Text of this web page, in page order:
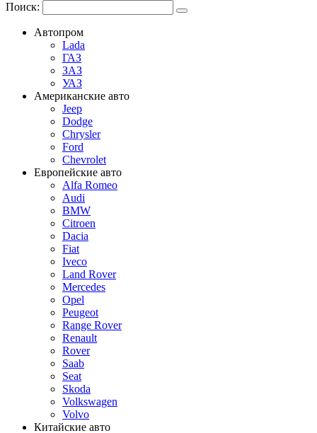
Поиск:
Автопром
Lada
ГАЗ
ЗАЗ
УАЗ
Американские авто
Jeep
Dodge
Chrysler
Ford
Chevrolet
Европейские авто
Alfa Romeo
Audi
BMW
Citroen
Dacia
Fiat
Iveco
Land Rover
Mercedes
Opel
Peugeot
Range Rover
Renault
Rover
Saab
Seat
Skoda
Volkswagen
Volvo
Китайские авто